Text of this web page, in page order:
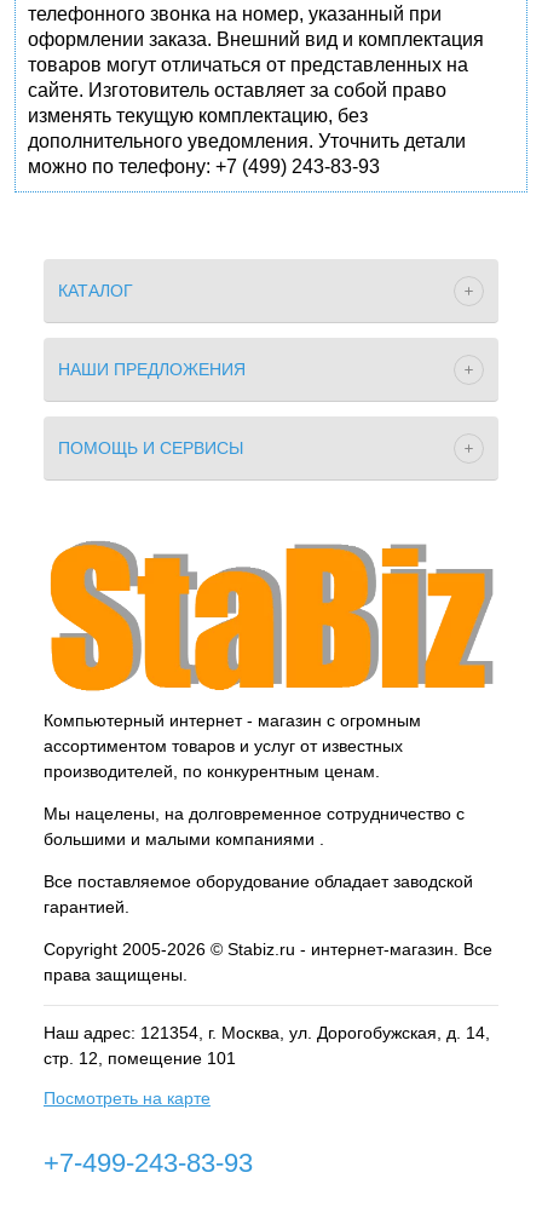
телефонного звонка на номер, указанный при
оформлении заказа. Внешний вид и комплектация
товаров могут отличаться от представленных на
сайте. Изготовитель оставляет за собой право
изменять текущую комплектацию, без
дополнительного уведомления. Уточнить детали
можно по телефону: +7 (499) 243-83-93
КАТАЛОГ
НАШИ ПРЕДЛОЖЕНИЯ
ПОМОЩЬ И СЕРВИСЫ
Компьютерный интернет - магазин с огромным
ассортиментом товаров и услуг от известных
производителей, по конкурентным ценам.
Мы нацелены, на долговременное сотрудничество с
большими и малыми компаниями .
Все поставляемое оборудование обладает заводской
гарантией.
Copyright 2005-2026 © Stabiz.ru - интернет-магазин. Все
права защищены.
Наш адрес: 121354, г. Москва , ул. Дорогобужская, д. 14,
стр. 12, помещение 101
Посмотреть на карте
+7-499-243-83-93